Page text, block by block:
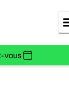
vous